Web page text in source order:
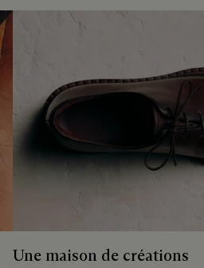
Une maison de créations